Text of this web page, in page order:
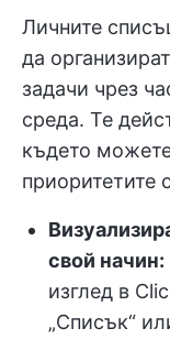
Личните
да
задачи чрез
среда. Те
където
приоритетите
свой начин:
изглед в
„Списък“